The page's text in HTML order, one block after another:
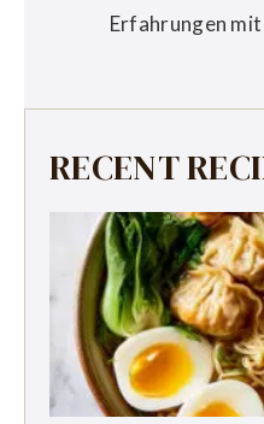
Erfahrungen
RECENT